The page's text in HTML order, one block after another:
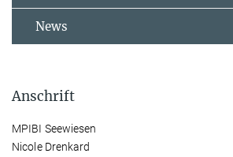
News
Anschrift
MPIBI Seewiesen
Nicole Drenkard